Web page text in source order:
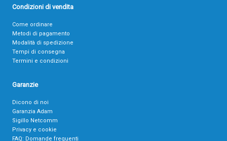
Condizioni di vendita
Come ordinare
Metodi di pagamento
Modalità di spedizione
Tempi di consegna
Termini e condizioni
Garanzie
Dicono di noi
Garanzia Adam
Sigillo Netcomm
Privacy e cookie
FAQ: Domande frequenti